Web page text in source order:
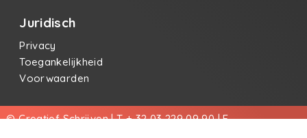
Juridisch
Privacy
Toegankelijkheid
Voorwaarden
© Creatief Schrijven | T + 32 03 229 09 90 | E